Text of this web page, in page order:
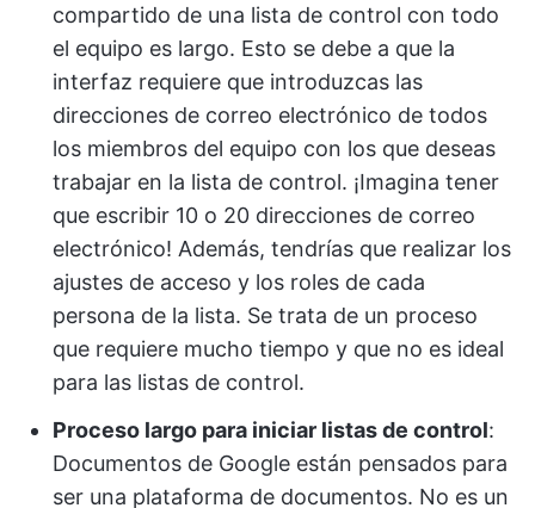
compartido de una lista de control con todo
el equipo es largo. Esto se debe a que la
interfaz requiere que introduzcas las
direcciones de correo electrónico de todos
los miembros del equipo con los que deseas
trabajar en la lista de control. ¡Imagina tener
que escribir 10 o 20 direcciones de correo
electrónico! Además, tendrías que realizar los
ajustes de acceso y los roles de cada
persona de la lista. Se trata de un proceso
que requiere mucho tiempo y que no es ideal
para las listas de control.
Proceso largo para iniciar listas de control:
Documentos de Google están pensados para
ser una plataforma de documentos. No es un